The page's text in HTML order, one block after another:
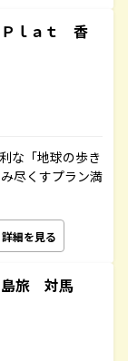
ｌａｔ 香
な「地球の歩き
尽くすプラン満
詳細を見る
旅 対馬